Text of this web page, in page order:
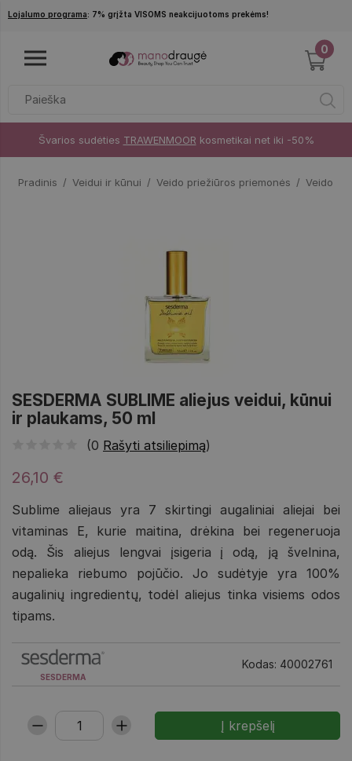
Pereiti į pagrindinį turinį
Lojalumo programa: 7% grįžta VISOMS neakcijuotoms prekėms!
0
Švarios sudėties TRAWENMOOR kosmetikai net iki -50%
Pradinis Veidui ir kūnui Veido priežiūros priemonės Veido
SESDERMA SUBLIME aliejus veidui, kūnui
ir plaukams, 50 ml
(0 Rašyti atsiliepimą)
26,10 €
Sublime aliejaus yra 7 skirtingi augaliniai aliejai bei
vitaminas E, kurie maitina, drėkina bei regeneruoja
odą. Šis aliejus lengvai įsigeria į odą, ją švelnina,
nepalieka riebumo pojūčio. Jo sudėtyje yra 100%
augalinių ingredientų, todėl aliejus tinka visiems odos
tipams.
SESDERMA
Kodas: 40002761